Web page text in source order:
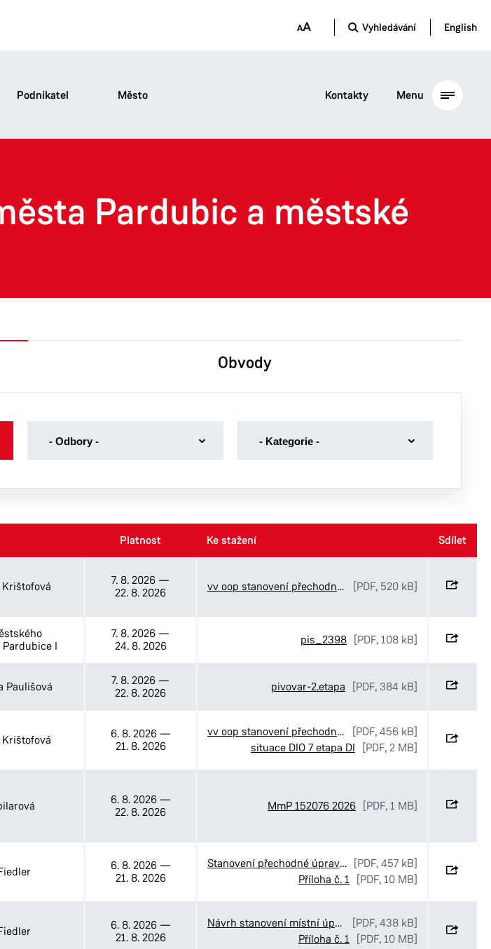
Vyhledávání English
Podnikatel Město Kontakty Menu
Pardubic a městské
Obvody
Odbory- Odbory -
Odbor ekonomický
Odbor majetku a investic
Odbor správních agend
sportu
Odbor životního prostředí
Stavební úřad
Kategorie
- Kategorie -
Volby
Platnost Ke stažení Sdílet
7. 8. 2026 —
22. 8. 2026
vv oop stanovení přechodné úpravy Maping MUDr. Ducháčkové [PDF, 520 kB]
I
7. 8. 2026 —
24. 8. 2026
pis_2398 [PDF, 108 kB]
Paulišová 7. 8. 2026 —
22. 8. 2026
pivovar-2.etapa [PDF, 384 kB]
6. 8. 2026—
21. 8. 2026
vv oop stanovení přechodné úpravy SmP Bartoňova
[PDF, 456 kB]
situace DIO 7 etapa DI
[PDF, 2 MB]
6. 8. 2026—
22. 8. 2026
MmP 152076 2026 [PDF, 1 MB]
6. 8. 2026—
21. 8. 2026
Stanovení přechodné úpravy provozu v ulicích Luční_Ve Stezkách a K Pardubičkám v Pardubicích [PDF, 457 kB]
Příloha č. 1 [PDF, 10 MB]
6. 8. 2026—
21. 8. 2026
Návrh stanovení místní úpravy provozu v ulicích Luční_Ve Stezkách a K Pardubičkám
[PDF, 438 kB]
Příloha č. 1 [PDF, 10 MB]
Platnost Ke stažení Sdílet